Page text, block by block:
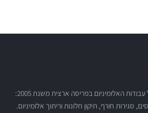
נוגה אלומיניום - מומחים בכל עבודות האלומיניום בפריסה ארצית משנת 2005:
סגירות חורף, תיקון חלונות וריתוך אלומיניום.